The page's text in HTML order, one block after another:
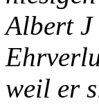
Albert J
weil er